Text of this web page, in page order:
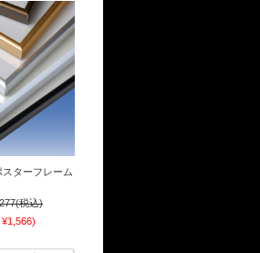
ターフレーム
(税込)